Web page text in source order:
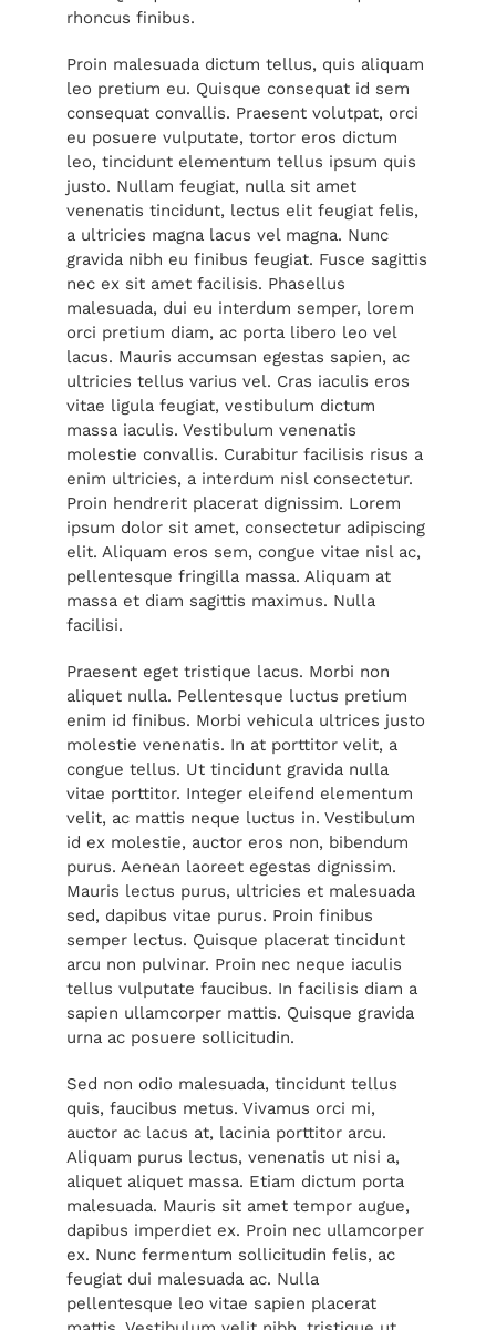
rhoncus finibus.
Proin malesuada dictum tellus, quis aliquam
leo pretium eu. Quisque consequat id sem
consequat convallis. Praesent volutpat, orci
eu posuere vulputate, tortor eros dictum
leo, tincidunt elementum tellus ipsum quis
justo. Nullam feugiat, nulla sit amet
venenatis tincidunt, lectus elit feugiat felis,
a ultricies magna lacus vel magna. Nunc
gravida nibh eu finibus feugiat. Fusce sagittis
nec ex sit amet facilisis. Phasellus
malesuada, dui eu interdum semper, lorem
orci pretium diam, ac porta libero leo vel
lacus. Mauris accumsan egestas sapien, ac
ultricies tellus varius vel. Cras iaculis eros
vitae ligula feugiat, vestibulum dictum
massa iaculis. Vestibulum venenatis
molestie convallis. Curabitur facilisis risus a
enim ultricies, a interdum nisl consectetur.
Proin hendrerit placerat dignissim. Lorem
ipsum dolor sit amet, consectetur adipiscing
elit. Aliquam eros sem, congue vitae nisl ac,
pellentesque fringilla massa. Aliquam at
massa et diam sagittis maximus. Nulla
facilisi.
Praesent eget tristique lacus. Morbi non
aliquet nulla. Pellentesque luctus pretium
enim id finibus. Morbi vehicula ultrices justo
molestie venenatis. In at porttitor velit, a
congue tellus. Ut tincidunt gravida nulla
vitae porttitor. Integer eleifend elementum
velit, ac mattis neque luctus in. Vestibulum
id ex molestie, auctor eros non, bibendum
purus. Aenean laoreet egestas dignissim.
Mauris lectus purus, ultricies et malesuada
sed, dapibus vitae purus. Proin finibus
semper lectus. Quisque placerat tincidunt
arcu non pulvinar. Proin nec neque iaculis
tellus vulputate faucibus. In facilisis diam a
sapien ullamcorper mattis. Quisque gravida
urna ac posuere sollicitudin.
Sed non odio malesuada, tincidunt tellus
quis, faucibus metus. Vivamus orci mi,
auctor ac lacus at, lacinia porttitor arcu.
Aliquam purus lectus, venenatis ut nisi a,
aliquet aliquet massa. Etiam dictum porta
malesuada. Mauris sit amet tempor augue,
dapibus imperdiet ex. Proin nec ullamcorper
ex. Nunc fermentum sollicitudin felis, ac
feugiat dui malesuada ac. Nulla
pellentesque leo vitae sapien placerat